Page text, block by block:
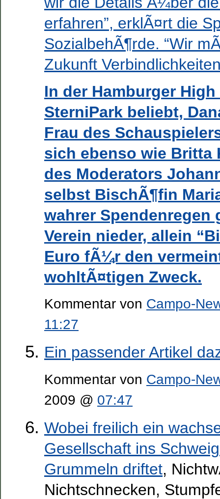
erfahren”, erklÃ¤rt die
SozialbehÃ¶rde. “Wir
Zukunft
In der Hamburger
SterniPark beliebt,
Frau des
sich ebenso wie Britta
des Moderators
selbst BischÃ¶fin
wahrer Spendenregen
Verein nieder, allein
Euro fÃ¼r den
wohltÃ¤tigen Zweck.
Kommentar von Campo-
11:27
Ein passender Artikel
Kommentar von Campo-
2009 @ 07:47
Wobei freilich ein
Gesellschaft ins
Grummeln driftet,
Nichtschnecken,